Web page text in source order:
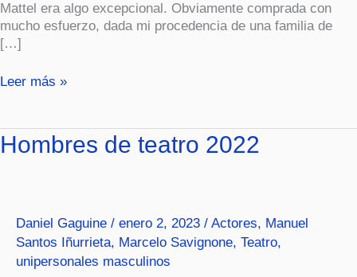
Mattel era algo excepcional. Obviamente comprada con
mucho esfuerzo, dada mi procedencia de una familia de
[…]
Leer más »
Hombres de teatro 2022
Daniel Gaguine / enero 2, 2023 / Actores, Manuel
Santos Iñurrieta, Marcelo Savignone, Teatro,
unipersonales masculinos
Hombres
de